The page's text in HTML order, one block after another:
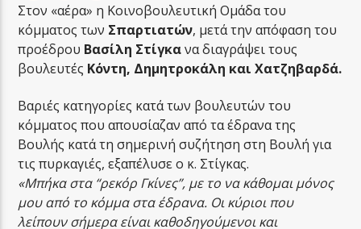
Στον «αέρα» η Κοινοβουλευτική Ομάδα του
κόμματος των Σπαρτιατών, μετά την απόφαση του
προέδρου Βασίλη Στίγκανα διαγράψει τους
βουλευτές Κόντη, Δημητροκάλη και Χατζηβαρδά.
Βαριές κατηγορίες κατά των βουλευτών του
κόμματος που απουσίαζαν από τα έδρανα της
Βουλής κατά τη σημερινή συζήτηση στη Βουλή για
τις πυρκαγιές, εξαπέλυσε ο κ. Στίγκας.
«Μπήκα στα “ρεκόρ Γκίνες”, με το να κάθομαι μόνος
μου από το κόμμα στα έδρανα. Οι κύριοι που
λείπουν σήμερα είναι καθοδηγούμενοι και